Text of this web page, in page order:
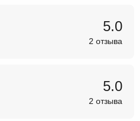
5.0
2 отзыва
5.0
2 отзыва